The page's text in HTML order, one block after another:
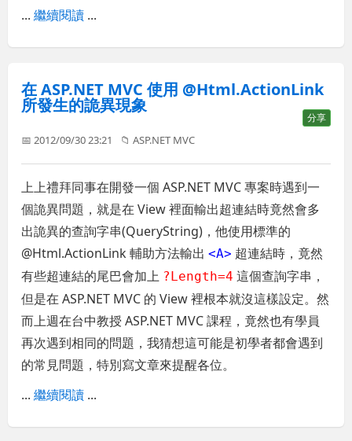
...繼續閱讀 ...
在 ASP.NET MVC 使用 @Html.ActionLink
所發生的詭異現象
分享
📅 2012/09/30 23:21 📁ASP.NET MVC
上上禮拜同事在開發一個 ASP.NET MVC 專案時遇到一
個詭異問題，就是在 View 裡面輸出超連結時竟然會多
出詭異的查詢字串(QueryString)，他使用標準的
@Html.ActionLink 輔助方法輸出<A> 超連結時，竟然
有些超連結的尾巴會加上 ?Length=4 這個查詢字串，
但是在 ASP.NET MVC 的 View 裡根本就沒這樣設定。然
而上週在台中教授 ASP.NET MVC 課程，竟然也有學員
再次遇到相同的問題，我猜想這可能是初學者都會遇到
的常見問題，特別寫文章來提醒各位。
...繼續閱讀 ...